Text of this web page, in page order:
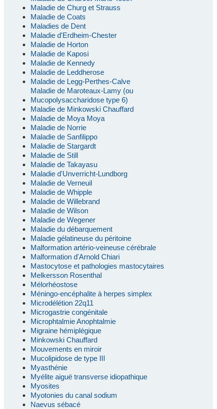
Maladie de Churg et Strauss
Maladie de Coats
Maladies de Dent
Maladie d'Erdheim-Chester
Maladie de Horton
Maladie de Kaposi
Maladie de Kennedy
Maladie de Leddherose
Maladie de Legg-Perthes-Calve
Maladie de Maroteaux-Lamy (ou
Mucopolysaccharidose type 6)
Maladie de Minkowski Chauffard
Maladie de Moya Moya
Maladie de Norrie
Maladie de Sanfilippo
Maladie de Stargardt
Maladie de Still
Maladie de Takayasu
Maladie d'Unverricht-Lundborg
Maladie de Verneuil
Maladie de Whipple
Maladie de Willebrand
Maladie de Wilson
Maladie de Wegener
Maladie du débarquement
Maladie gélatineuse du péritoine
Malformation artério-veineuse cérébrale
Malformation d'Arnold Chiari
Mastocytose et pathologies mastocytaires
Melkersson Rosenthal
Mélorhéostose
Méningo-encéphalite à herpes simplex
Microdélétion 22q11
Microgastrie congénitale
Microphtalmie Anophtalmie
Migraine hémiplégique
Minkowski Chauffard
Mouvements en miroir
Mucolipidose de type III
Myasthénie
Myélite aiguë transverse idiopathique
Myosites
Myotonies du canal sodium
Naevus sébacé